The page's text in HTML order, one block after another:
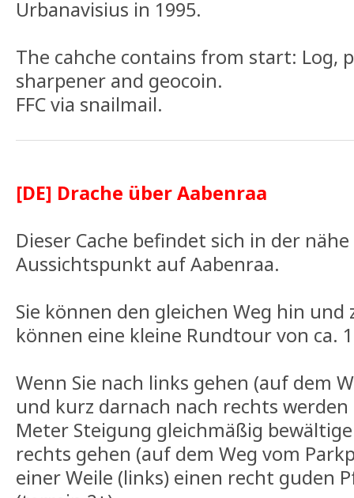
Urbanavisius in 1995.
The cahche contains from start: Log,
sharpener and geocoin.
FFC via snailmail.
[DE] Drache über Aabenraa
Dieser Cache befindet sich in der
Aussichtspunkt auf Aabenraa.
Sie können den gleichen Weg hin und
können eine kleine Rundtour von ca.
Wenn Sie nach links gehen (auf dem
und kurz darnach nach rechts
Meter Steigung gleichmäßig
rechts gehen (auf dem Weg vom
einer Weile (links) einen recht guden